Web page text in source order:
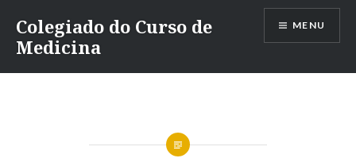
para
conteúdo
Colegiado do Curso de
Medicina
MENU